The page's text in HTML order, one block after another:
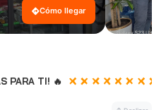
Cómo llegar
PARA TI! 🔥